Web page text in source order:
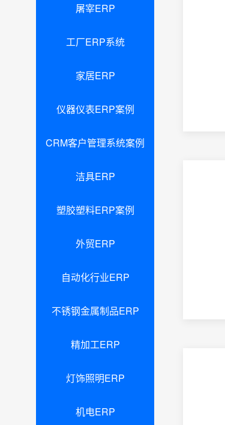
屠宰ERP
工厂ERP系统
家居ERP
仪器仪表ERP案例
CRM客户管理系统案例
洁具ERP
塑胶塑料ERP案例
外贸ERP
自动化行业ERP
不锈钢金属制品ERP
精加工ERP
灯饰照明ERP
机电ERP